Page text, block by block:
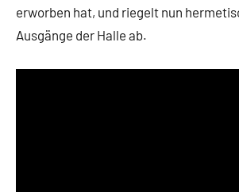
erworben hat, und riegelt nun
Ausgänge der Halle ab.